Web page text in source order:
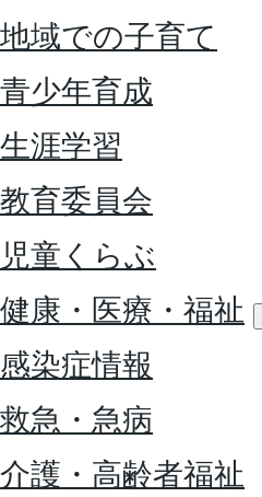
地域での子育て
青少年育成
生涯学習
教育委員会
児童くらぶ
健康・医療・福祉
感染症情報
救急・急病
介護・高齢者福祉